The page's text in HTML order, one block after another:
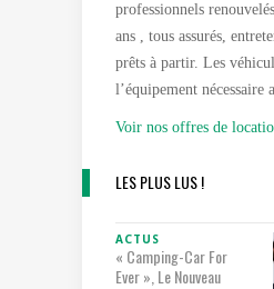
professionnels
ans , tous assurés,
prêts à partir. Les
l’équipement nécessaire
Voir nos offres de
LES PLUS LUS !
ACTUS
« Camping-Car For
Ever », Le Nouveau